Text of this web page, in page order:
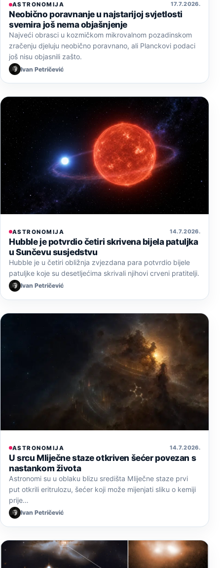
ASTRONOMIJA 17. 7. 2026.
Neobično poravnanje u najstarijoj svjetlosti
svemira još nema objašnjenje
Najveći obrasci u kozmičkom mikrovalnom pozadinskom
zračenju djeluju neobično poravnano, ali Planckovi podaci
još nisu objasnili zašto.
Ivan Petričević
ASTRONOMIJA 14. 7. 2026.
Hubble je potvrdio četiri skrivena bijela patuljka
u Sunčevu susjedstvu
Hubble je u četiri obližnja zvjezdana para potvrdio bijele
patuljke koje su desetljećima skrivali njihovi crveni pratitelji.
Ivan Petričević
ASTRONOMIJA 14. 7. 2026.
U srcu Mliječne staze otkriven šećer povezan s
nastankom života
Astronomi su u oblaku blizu središta Mliječne staze prvi
put otkrili eritrulozu, šećer koji može mijenjati sliku o kemiji
prije…
Ivan Petričević